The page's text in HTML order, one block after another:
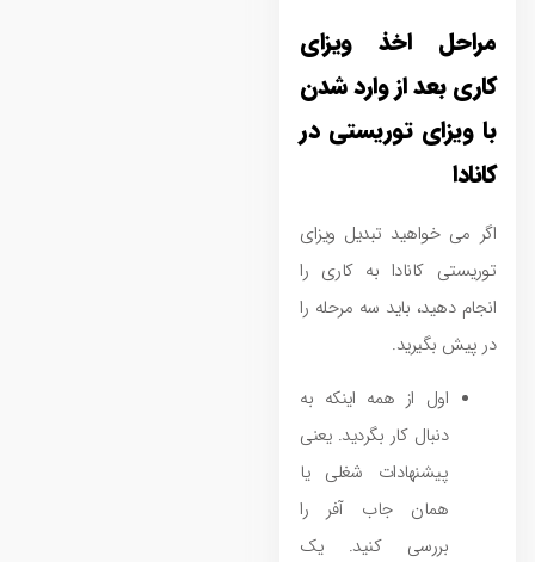
مراحل اخذ ویزای
کاری بعد از وارد شدن
با ویزای توریستی در
کانادا
اگر می‌ خواهید تبدیل ویزای
توریستی کانادا به کاری را
انجام دهید، باید سه مرحله را
در پیش بگیرید.
اول از همه اینکه به
دنبال کار بگردید. یعنی
پیشنهادات شغلی یا
همان جاب آفر را
بررسی کنید. یک